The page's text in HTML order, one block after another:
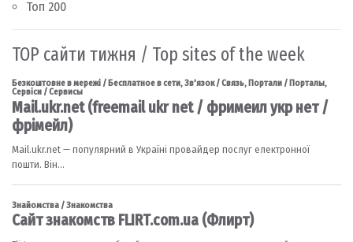
Топ 200
TOP сайти тижня / Top sites of the week